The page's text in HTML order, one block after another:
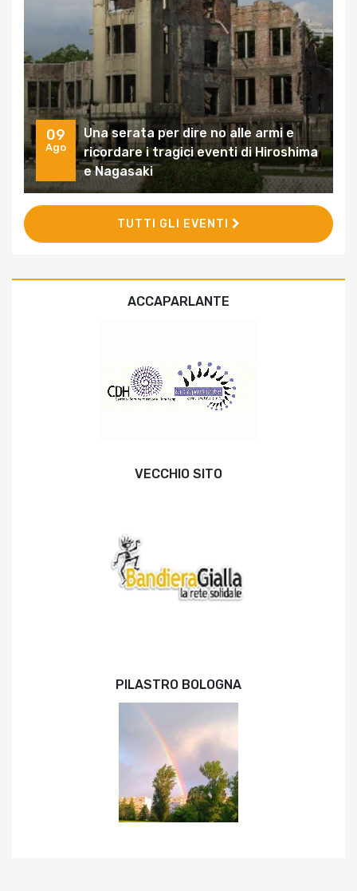
09
Ago
Una serata per dire no alle armi e
ricordare i tragici eventi di Hiroshima
e Nagasaki
TUTTI GLI EVENTI
ACCAPARLANTE
VECCHIO SITO
PILASTRO BOLOGNA